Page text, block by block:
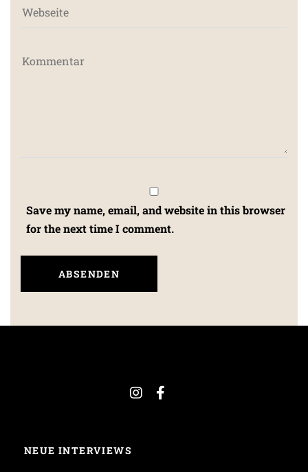
Save my name, email, and website in this browser
for the next time I comment.
NEUE INTERVIEWS